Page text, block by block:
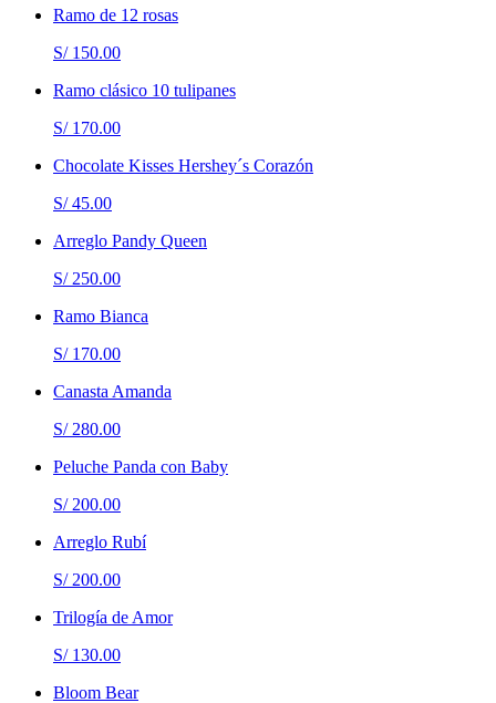
Ramo de 12 rosas
S/ 150.00
Ramo clásico 10 tulipanes
S/ 170.00
Chocolate Kisses Hershey´s Corazón
S/ 45.00
Arreglo Pandy Queen
S/ 250.00
Ramo Bianca
S/ 170.00
Canasta Amanda
S/ 280.00
Peluche Panda con Baby
S/ 200.00
Arreglo Rubí
S/ 200.00
Trilogía de Amor
S/ 130.00
Bloom Bear